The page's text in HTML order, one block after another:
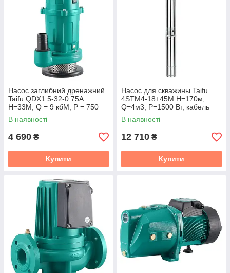
Насос заглибний дренажний
Taifu QDX1.5-32-0.75A
Н=33М, Q = 9 кбМ, P = 750
Вт, 1" (TF0033)
В наявності
4 690 ₴
Купити
Насос для скважины Taifu
4STM4-18+45M Н=170м,
Q=4м3, P=1500 Вт, кабель
45м, 1"x1/4" (TF0070)
В наявності
12 710 ₴
Купити